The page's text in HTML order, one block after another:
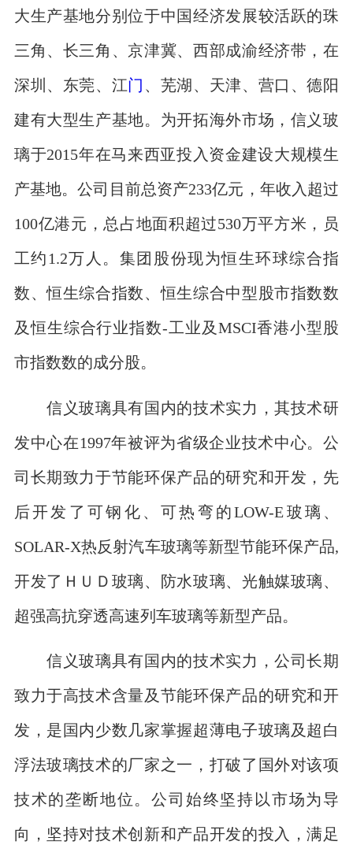
大生产基地分别位于中国经济发展较活跃的珠
三角、长三角、京津冀、西部成渝经济带，在
深圳、东莞、江门 、芜湖、天津、营口、德阳
建有大型生产基地。为开拓海外市场，信义玻
璃于2015年在马来西亚投入资金建设大规模生
产基地。公司目前总资产233亿元，年收入超过
100亿港元，总占地面积超过530万平方米，员
工约1.2万人。集团股份现为恒生环球综合指
数、恒生综合指数、恒生综合中型股市指数数
及恒生综合行业指数-工业及MSCI香港小型股
市指数数的成分股。
信义玻璃具有国内的技术实力，其技术研
发中心在1997年被评为省级企业技术中心。公
司长期致力于节能环保产品的研究和开发，先
后开发了可钢化、可热弯的LOW-E玻璃、
SOLAR-X热反射汽车玻璃等新型节能环保产品,
开发了ＨＵＤ玻璃、防水玻璃、光触媒玻璃、
超强高抗穿透高速列车玻璃等新型产品。
信义玻璃具有国内的技术实力，公司长期
致力于高技术含量及节能环保产品的研究和开
发，是国内少数几家掌握超薄电子玻璃及超白
浮法玻璃技术的厂家之一，打破了国外对该项
技术的垄断地位。公司始终坚持以市场为导
向，坚持对技术创新和产品开发的投入，满足